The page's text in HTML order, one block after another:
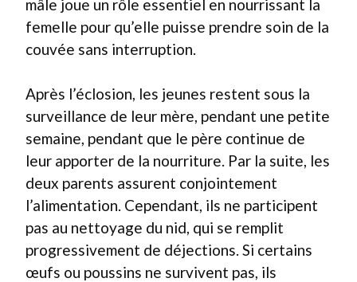
mâle joue un rôle essentiel en nourrissant la
femelle pour qu’elle puisse prendre soin de la
couvée sans interruption.
Après l’éclosion, les jeunes restent sous la
surveillance de leur mère, pendant une petite
semaine, pendant que le père continue de
leur apporter de la nourriture. Par la suite, les
deux parents assurent conjointement
l’alimentation. Cependant, ils ne participent
pas au nettoyage du nid, qui se remplit
progressivement de déjections. Si certains
œufs ou poussins ne survivent pas, ils